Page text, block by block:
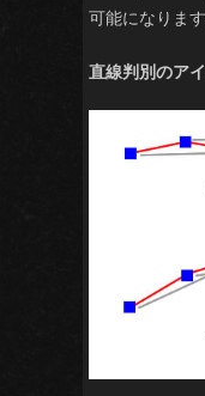
可能になります
直線判別のア